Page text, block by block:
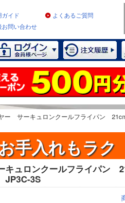
ガイド
よくあるご質問
お問い合わせ
ー サーキュロンクールフライパン
手入れもラク
ュロンクールフライパン
JP3C-3S